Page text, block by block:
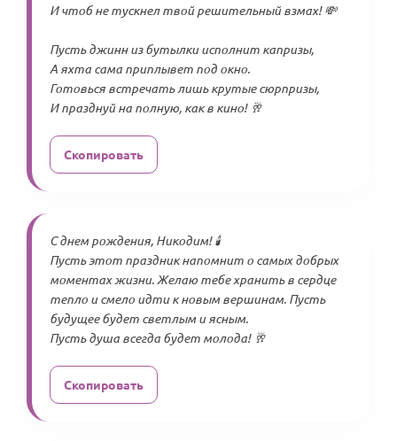
И чтоб не тускнел твой решительный взмах! 💸
Пусть джинн из бутылки исполнит капризы,
А яхта сама приплывет под окно.
Готовься встречать лишь крутые сюрпризы,
И празднуй на полную, как в кино! 🥂
Скопировать
С днем рождения, Никодим! 🕯️
Пусть этот праздник напомнит о самых добрых
моментах жизни. Желаю тебе хранить в сердце
тепло и смело идти к новым вершинам. Пусть
будущее будет светлым и ясным.
Пусть душа всегда будет молода! 🥂
Скопировать